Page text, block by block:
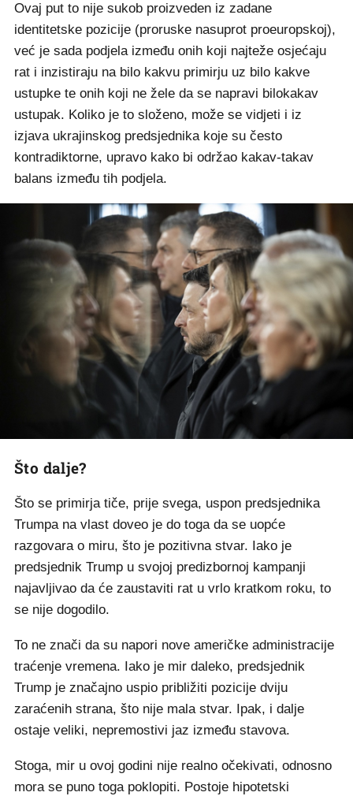
Ovaj put to nije sukob proizveden iz zadane
identitetske pozicije (proruske nasuprot proeuropskoj),
već je sada podjela između onih koji najteže osjećaju
rat i inzistiraju na bilo kakvu primirju uz bilo kakve
ustupke te onih koji ne žele da se napravi bilokakav
ustupak. Koliko je to složeno, može se vidjeti i iz
izjava ukrajinskog predsjednika koje su često
kontradiktorne, upravo kako bi održao kakav-takav
balans između tih podjela.
Što dalje?
Što se primirja tiče, prije svega, uspon predsjednika
Trumpa na vlast doveo je do toga da se uopće
razgovara o miru, što je pozitivna stvar. Iako je
predsjednik Trump u svojoj predizbornoj kampanji
najavljivao da će zaustaviti rat u vrlo kratkom roku, to
se nije dogodilo.
To ne znači da su napori nove američke administracije
traćenje vremena. Iako je mir daleko, predsjednik
Trump je značajno uspio približiti pozicije dviju
zaraćenih strana, što nije mala stvar. Ipak, i dalje
ostaje veliki, nepremostivi jaz između stavova.
Stoga, mir u ovoj godini nije realno očekivati, odnosno
mora se puno toga poklopiti. Postoje hipotetski